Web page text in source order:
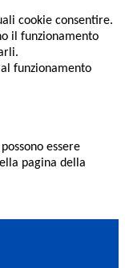
cookie consentire.
il funzionamento
funzionamento
essere
pagina della